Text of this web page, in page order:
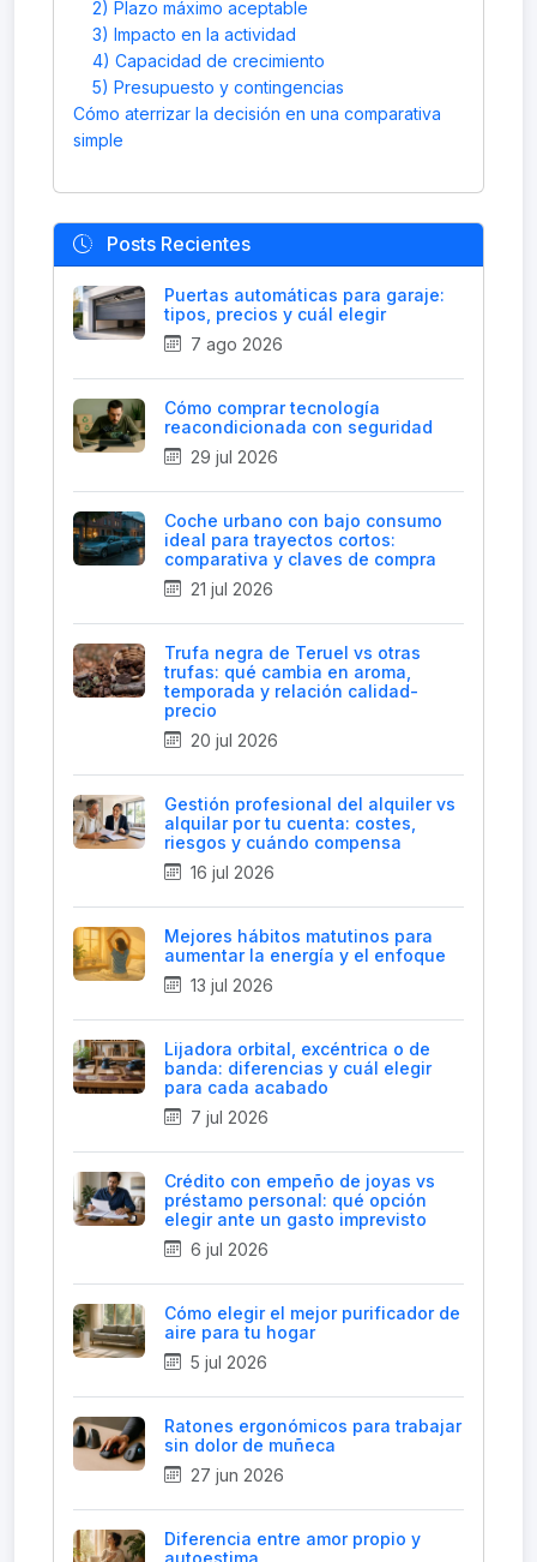
2) Plazo máximo aceptable
3) Impacto en la actividad
4) Capacidad de crecimiento
5) Presupuesto y contingencias
Cómo aterrizar la decisión en una comparativa
simple
Posts Recientes
Puertas automáticas para garaje:
tipos, precios y cuál elegir
7 ago 2026
Cómo comprar tecnología
reacondicionada con seguridad
29 jul 2026
Coche urbano con bajo consumo
ideal para trayectos cortos:
comparativa y claves de compra
21 jul 2026
Trufa negra de Teruel vs otras
trufas: qué cambia en aroma,
temporada y relación calidad-
precio
20 jul 2026
Gestión profesional del alquiler vs
alquilar por tu cuenta: costes,
riesgos y cuándo compensa
16 jul 2026
Mejores hábitos matutinos para
aumentar la energía y el enfoque
13 jul 2026
Lijadora orbital, excéntrica o de
banda: diferencias y cuál elegir
para cada acabado
7 jul 2026
Crédito con empeño de joyas vs
préstamo personal: qué opción
elegir ante un gasto imprevisto
6 jul 2026
Cómo elegir el mejor purificador de
aire para tu hogar
5 jul 2026
Ratones ergonómicos para trabajar
sin dolor de muñeca
27 jun 2026
Diferencia entre amor propio y
autoestima